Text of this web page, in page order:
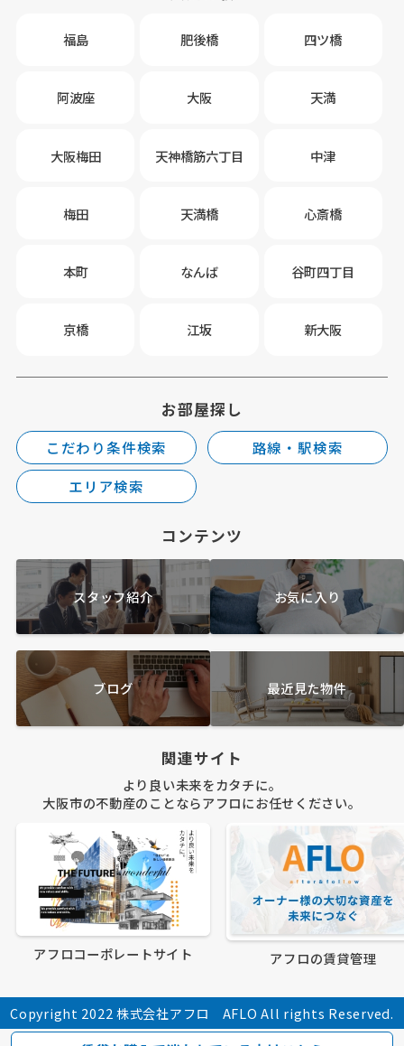
福島 肥後橋 四ツ橋
阿波座 大阪 天満
大阪梅田 天神橋筋六丁目 中津
梅田 天満橋 心斎橋
本町 なんば 谷町四丁目
京橋 江坂 新大阪
お部屋探し
こだわり条件検索
路線・駅検索
エリア検索
コンテンツ
スタッフ紹介 お気に入り
ブログ 最近見た物件
関連サイト
より良い未来をカタチに。
大阪市の不動産のことならアフロにお任せください。
アフロコーポレートサイト アフロの賃貸管理
Copyright 2022 株式会社アフロ AFLO All rights Reserved.